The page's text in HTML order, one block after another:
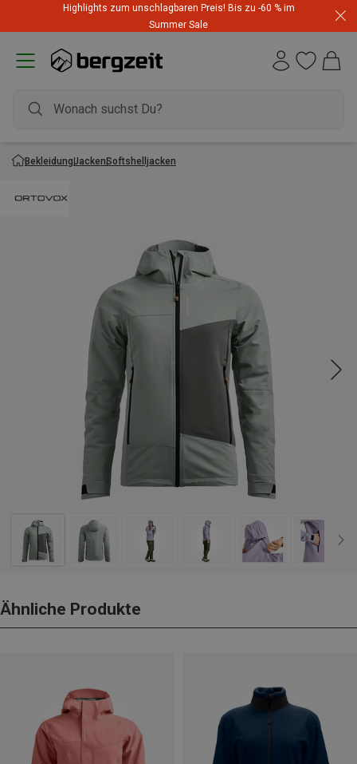
Highlights zum unschlagbaren Preis! Bis zu -60 % im
Summer Sale
BekleidungJackenSoftshelljacken
Ähnliche Produkte